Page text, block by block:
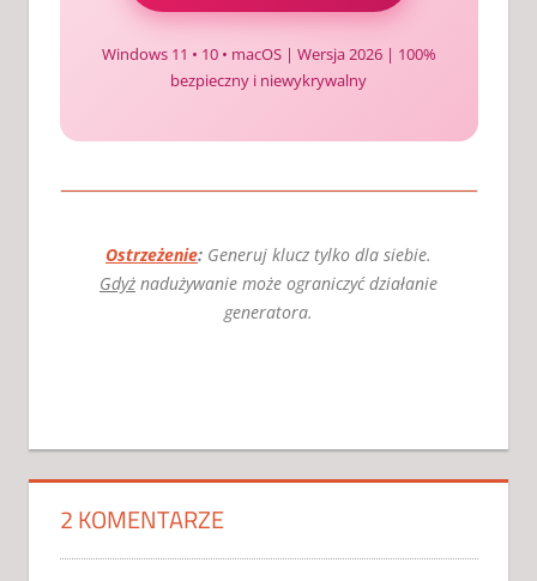
Windows 11 • 10 • macOS | Wersja 2026 | 100%
bezpieczny i niewykrywalny
Ostrzeżenie: Generuj klucz tylko dla siebie.
Gdyż nadużywanie może ograniczyć działanie
generatora.
PHOTOSHOP
AKTYWATOR
2 KOMENTARZE